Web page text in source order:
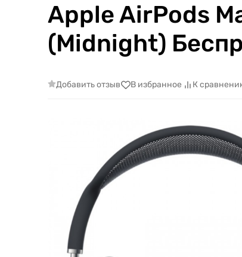
Apple AirPods
(Midnight)
Добавить отзыв В избранное К